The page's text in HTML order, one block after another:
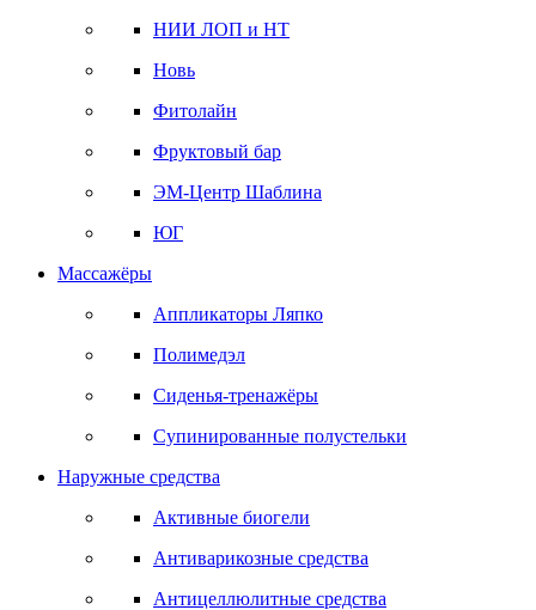
НИИ ЛОП и НТ
Новь
Фитолайн
Фруктовый бар
ЭМ-Центр Шаблина
ЮГ
Массажёры
Аппликаторы Ляпко
Полимедэл
Сиденья-тренажёры
Супинированные полустельки
Наружные средства
Активные биогели
Антиварикозные средства
Антицеллюлитные средства